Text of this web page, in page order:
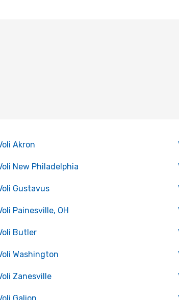
Akron
New Philadelphia
Gustavus
Painesville, OH
Butler
Washington
Zanesville